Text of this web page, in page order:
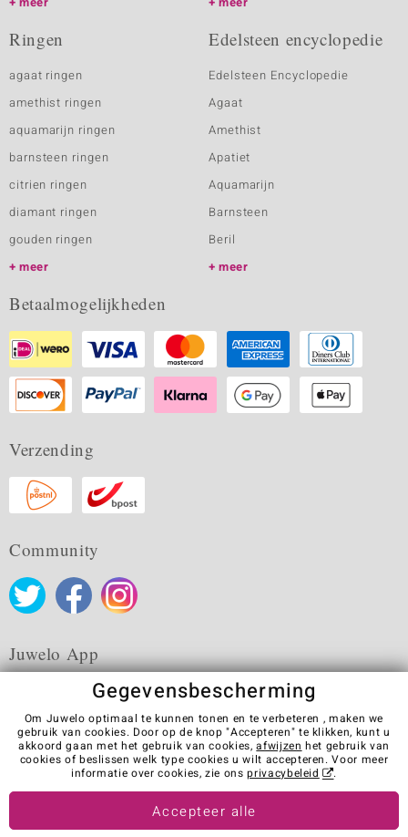
Ringen
agaat ringen
amethist ringen
aquamarijn ringen
barnsteen ringen
citrien ringen
diamant ringen
gouden ringen
meer
Edelsteen encyclopedie
Edelsteen Encyclopedie
Agaat
Amethist
Apatiet
Aquamarijn
Barnsteen
Beril
meer
Betaalmogelijkheden
Verzending
Community
Juwelo App
Algemene verkoopvoorwaarden Privacybeleid
Cookies
Colofon
Contact
Contract herroepen
Visit our stores in other countries:
Gegevensbescherming
Om Juwelo optimaal te kunnen tonen en te verbeteren , maken we
gebruik van cookies. Door op de knop "Accepteren" te klikken, kunt u
akkoord gaan met het gebruik van cookies,afwijzen het gebruik van
cookies of beslissen welk type cookies u wilt accepteren. Voor meer
informatie over cookies, zie onsprivacybeleid .
Accepteer alle